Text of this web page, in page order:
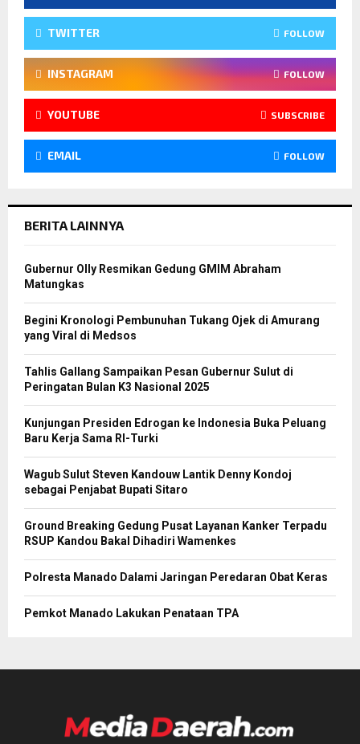
TWITTER FOLLOW
INSTAGRAM FOLLOW
YOUTUBE SUBSCRIBE
EMAIL FOLLOW
BERITA LAINNYA
Gubernur Olly Resmikan Gedung GMIM Abraham
Matungkas
Begini Kronologi Pembunuhan Tukang Ojek di Amurang
yang Viral di Medsos
Tahlis Gallang Sampaikan Pesan Gubernur Sulut di
Peringatan Bulan K3 Nasional 2025
Kunjungan Presiden Edrogan ke Indonesia Buka Peluang
Baru Kerja Sama RI-Turki
Wagub Sulut Steven Kandouw Lantik Denny Kondoj
sebagai Penjabat Bupati Sitaro
Ground Breaking Gedung Pusat Layanan Kanker Terpadu
RSUP Kandou Bakal Dihadiri Wamenkes
Polresta Manado Dalami Jaringan Peredaran Obat Keras
Pemkot Manado Lakukan Penataan TPA